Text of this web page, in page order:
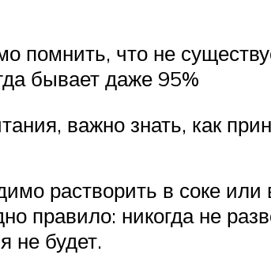
помнить, что не
бывает даже 95%
важно знать, как
растворить в соке
правило: никогда не
не будет.